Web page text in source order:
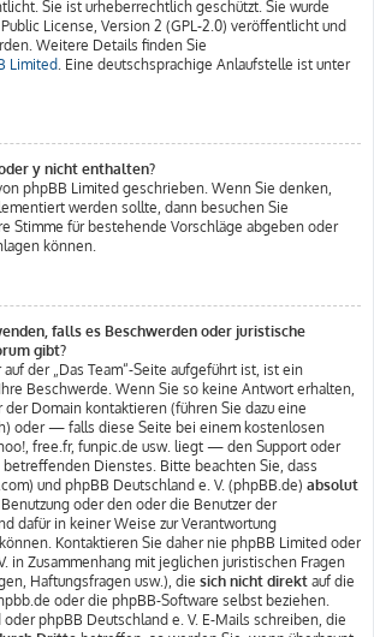
Sie ist urheberrechtlich geschützt. Sie wurde
License, Version 2 (GPL-2.0) veröffentlicht und
Weitere Details finden Sie
Limited. Eine deutschsprachige Anlaufstelle ist unter
y nicht enthalten?
phpBB Limited geschrieben. Wenn Sie denken,
werden sollte, dann besuchen Sie
Stimme für bestehende Vorschläge abgeben oder
können.
falls es Beschwerden oder juristische
gibt?
der „Das Team“-Seite aufgeführt ist, ist ein
Beschwerde. Wenn Sie so keine Antwort erhalten,
Domain kontaktieren (führen Sie dazu eine
oder — falls diese Seite bei einem kostenlosen
free.fr, funpic.de usw. liegt — den Support oder
Dienstes. Bitte beachten Sie, dass
und phpBB Deutschland e. V. (phpBB.de) absolut
oder den oder die Benutzer der
dafür in keiner Weise zur Verantwortung
Kontaktieren Sie daher nie phpBB Limited oder
in Zusammenhang mit jeglichen juristischen Fragen
Haftungsfragen usw.), die sich nicht direkt auf die
oder die phpBB-Software selbst beziehen.
phpBB Deutschland e. V. E-Mails schreiben, die